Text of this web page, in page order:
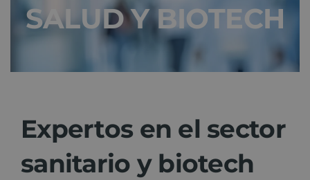
Sectores
SALUD Y BIOTECH
Expertos en el sector
sanitario y biotech